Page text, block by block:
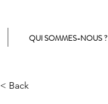
QUI SOMMES-NOUS ?
< Back